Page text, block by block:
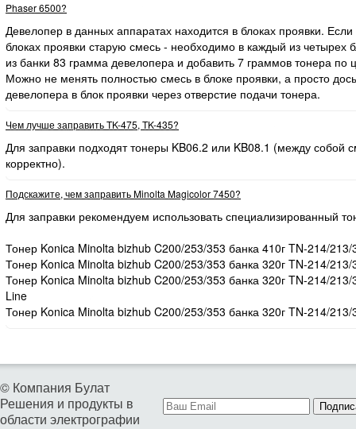
Phaser 6500?
Девелопер в данных аппаратах находится в блоках проявки.
блоках проявки старую смесь - необходимо в каждый из четырех
из банки 83 грамма девелопера и добавить 7 граммов тонера по
Можно не менять полностью смесь в блоке проявки, а просто
девелопера в блок проявки через отверстие подачи тонера.
Чем лучше заправить TK-475, TK-435?
Для заправки подходят тонеры KB06.2 или KB08.1 (между собой
корректно).
Подскажите, чем заправить Minolta Magicolor 7450?
Для заправки рекомендуем использовать специализированный
Тонер Konica Minolta bizhub C200/253/353 банка 410г TN-214/
Тонер Konica Minolta bizhub C200/253/353 банка 320г TN-214/
Тонер Konica Minolta bizhub C200/253/353 банка 320г TN-214/
Line
Тонер Konica Minolta bizhub C200/253/353 банка 320г TN-214/
© Компания Булат
Решения и продукты в
области электрографии